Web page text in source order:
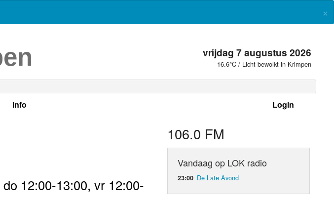
×
vrijdag 7 augustus 2026
16.6°C / Licht bewolkt in Krimpen
Login
Info
12:00-13:00, vr 12:00-
106.0 FM
Vandaag op LOK radio
23:00 De Late Avond